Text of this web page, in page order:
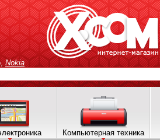
Nokia
Компьютерная техника